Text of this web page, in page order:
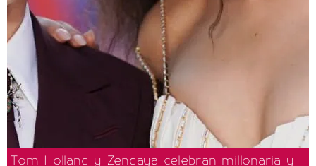
Tom Holland y Zendaya celebran millonaria y